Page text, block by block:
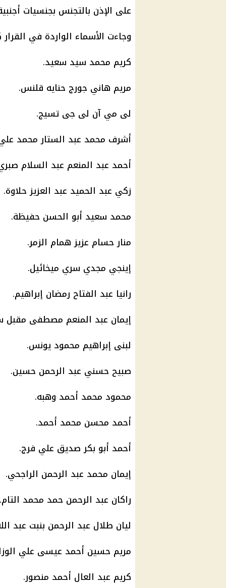
على الإذن بالتجنس بجنسيات
وجاءت الأسماء الواردة في القرار
كريم محمد سيد سعيد.
مريم هاني جورج حنايه قلنس.
لى مي آن لى جى تسيج.
أشرف محمد عبد الستار محمد
أحمد عبد المنعم عبد السلام
زكي عبد الحميد عبد العزيز حلاوة.
محمد سعيد أبو الحسن حفيظة.
منار حسام عزيز همام الزمر.
إينجي مجدي سري ميخائيل.
رانيا عبد الفتاح رمضان إبراهيم.
إيمان عبد المنعم مصطفى مقبل
لبنى إبراهيم محمود يونس.
صبيح حسني عبد الرحمن حسين.
محمود محمد أحمد وهبه.
أحمد محسن محمد أحمد.
أحمد أبو بكر صديق علي فرج.
إيمان محمد عبد الرحمن الراجحي.
راكان عبد الرحمن حمد محمد التام.
ليان طلال عبد الرحمن بنبت عبد
مريم حسين أحمد عيسى علي
كريم عبد العال أحمد منصور.